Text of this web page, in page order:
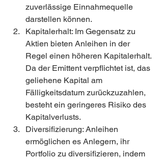
zuverlässige Einnahmequelle
darstellen können.
Kapitalerhalt: Im Gegensatz zu
Aktien bieten Anleihen in der
Regel einen höheren Kapitalerhalt.
Da der Emittent verpflichtet ist, das
geliehene Kapital am
Fälligkeitsdatum zurückzuzahlen,
besteht ein geringeres Risiko des
Kapitalverlusts.
Diversifizierung: Anleihen
ermöglichen es Anlegern, ihr
Portfolio zu diversifizieren, indem